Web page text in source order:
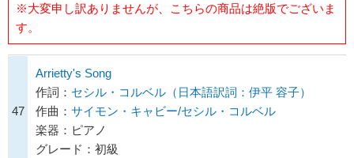
※大変申し訳ありませんが、こちらの商品は絶版でございま
す。
47
Arrietty's Song
作詞： セシル・コルベル（日本語訳詞：伊平 容子）
作曲： サイモン・キャビー/セシル・コルベル
楽器：ピアノ
グレード：初級